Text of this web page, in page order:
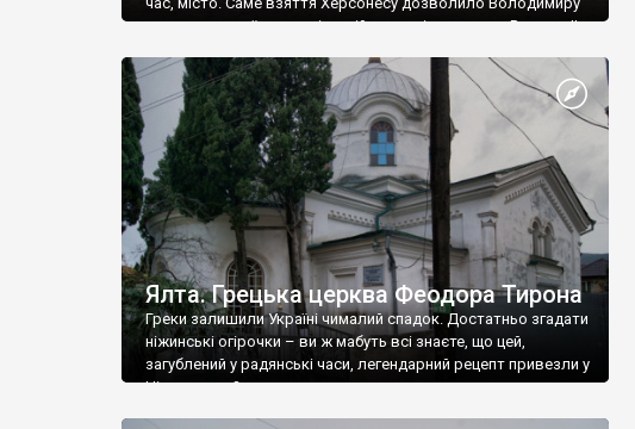
диктувати свої умови візантійському імператору Василю ІІ,
Херсонесі Володимир-язичник, став Василем-
християнином. А потім було Хрещення Русі. На честь
Херсонесу Таврійського названо місто […]
Ялта. Грецька церква Феодора Тирона
Греки залишили Україні чималий спадок. Достатньо згадати
ніжинські огірочки – ви ж мабуть всі знаєте, що цей,
загублений у радянські часи, легендарний рецепт привезли у
Ніжин греки?